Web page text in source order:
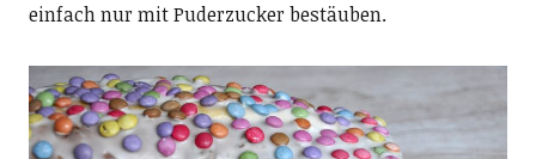
einfach nur mit Puderzucker bestäuben.